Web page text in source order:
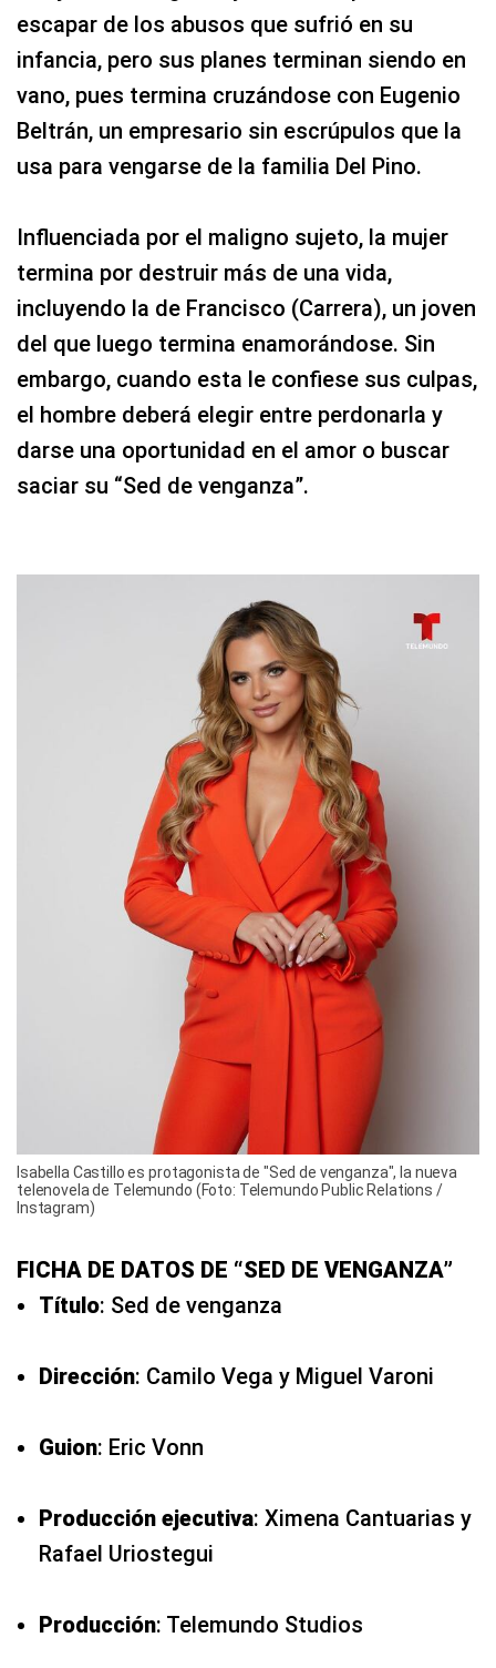
escapar de los abusos que sufrió en su
infancia, pero sus planes terminan siendo en
vano, pues termina cruzándose con Eugenio
Beltrán, un empresario sin escrúpulos que la
usa para vengarse de la familia Del Pino.
Influenciada por el maligno sujeto, la mujer
termina por destruir más de una vida,
incluyendo la de Francisco (Carrera), un joven
del que luego termina enamorándose. Sin
embargo, cuando esta le confiese sus culpas,
el hombre deberá elegir entre perdonarla y
darse una oportunidad en el amor o buscar
saciar su “Sed de venganza”.
Isabella Castillo es protagonista de "Sed de venganza", la nueva
telenovela de Telemundo (Foto: Telemundo Public Relations /
Instagram)
FICHA DE DATOS DE “SED DE VENGANZA”
Título: Sed de venganza
Dirección: Camilo Vega y Miguel Varoni
Guion: Eric Vonn
Producción ejecutiva: Ximena Cantuarias y
Rafael Uriostegui
Producción: Telemundo Studios